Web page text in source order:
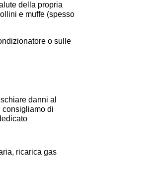
della propria
e muffe (spesso
o sulle
danni al
consigliamo di
ricarica gas